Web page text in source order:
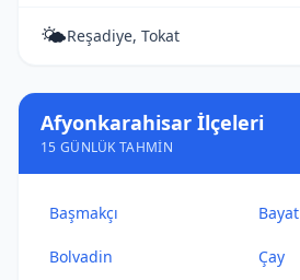
🌤️Reşadiye, Tokat
Afyonkarahisar İlçeleri
15 GÜNLÜK TAHMIN
Başmakçı Bayat
Bolvadin Çay